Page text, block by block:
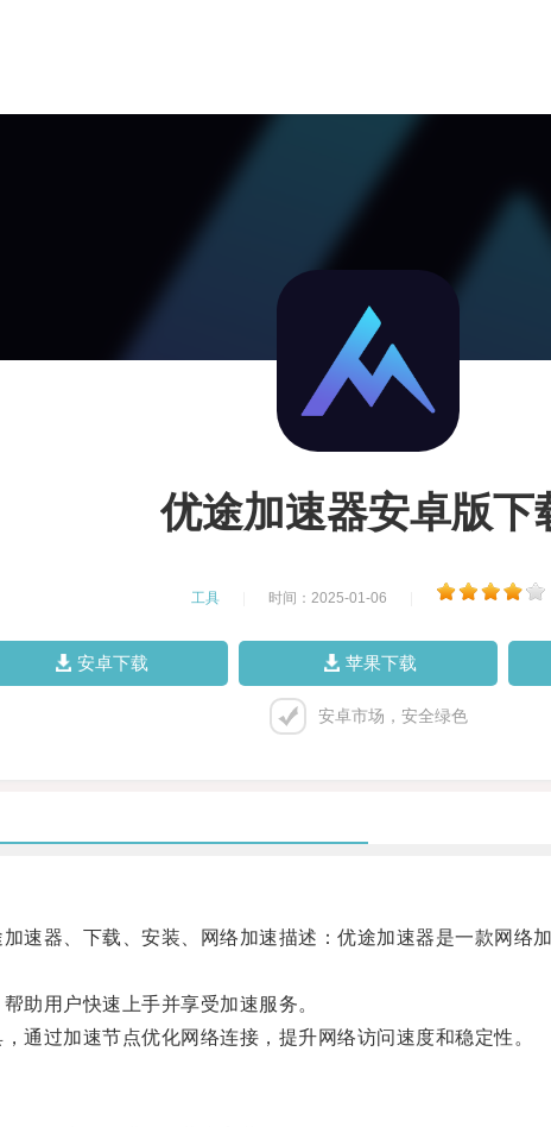
优途加速器安卓版下
工具 时间：2025-01-06
安卓下载 苹果下载
安卓市场，安全绿色
器、下载、安装、网络加速描述：优途加速器是一款网络
用户快速上手并享受加速服务。
过加速节点优化网络连接，提升网络访问速度和稳定性。